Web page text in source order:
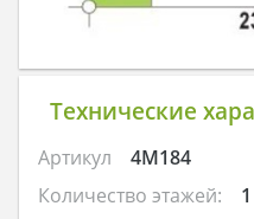
Технические
Артикул
4M184
Количество этажей:
1